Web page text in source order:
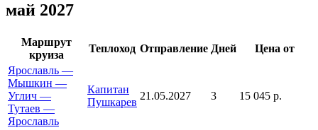
май 2027
Маршрут
круиза
Теплоход Отправление Дней
Цена от
Ярославль —
Мышкин —
Углич —
Тутаев —
Ярославль
Капитан
Пушкарев
21.05.2027 3 15 045 р.